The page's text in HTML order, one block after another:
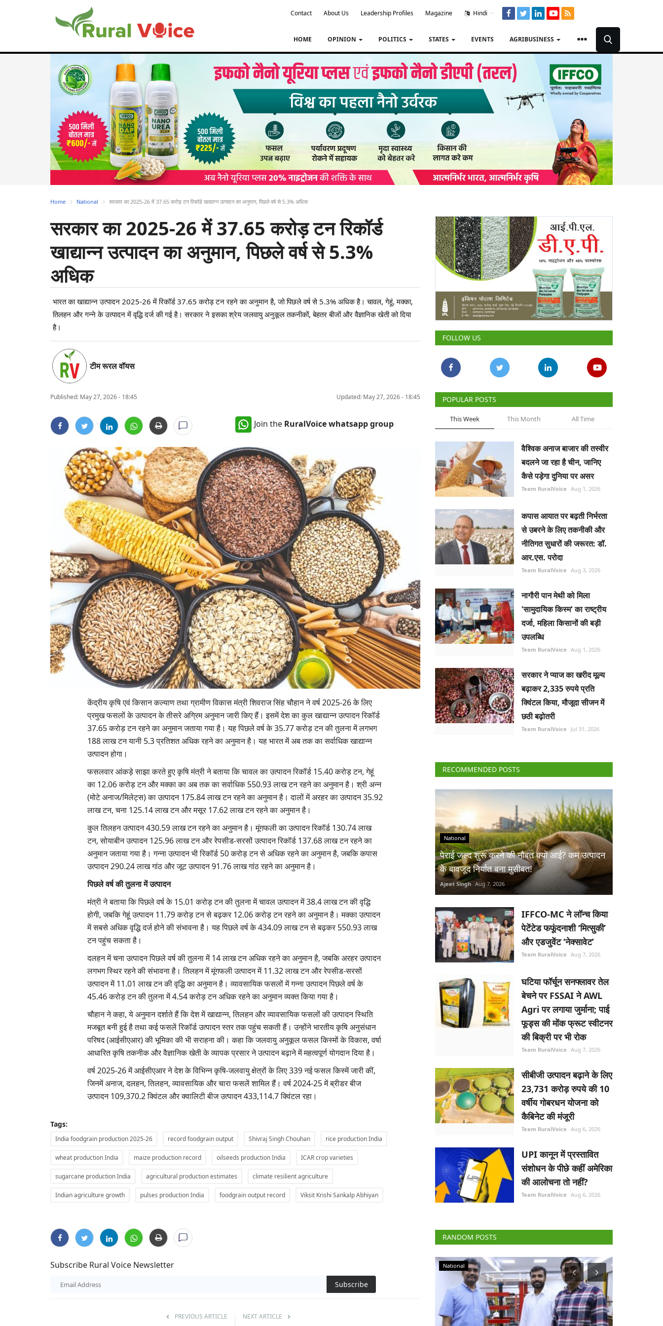
Contact About Us Leadership Profiles Magazine Hindi
HOME OPINION POLITICS STATES EVENTS AGRIBUSINESS
Home National सरकार का 2025-26 में 37.65 करोड़ टन रिकॉर्ड खाद्यान्न उत्पादन का अनुमान, पिछले वर्ष से 5.3% अधिक
सरकार का 2025-26 में 37.65 करोड़ टन रिकॉर्ड
खाद्यान्न उत्पादन का अनुमान, पिछले वर्ष से 5.3%
अधिक
भारत का खाद्यान्न उत्पादन 2025-26 में रिकॉर्ड 37.65 करोड़ टन रहने का अनुमान है, जो पिछले वर्ष से 5.3% अधिक है। चावल, गेहूं, मक्का,
तिलहन और गन्ने के उत्पादन में वृद्धि दर्ज की गई है। सरकार ने इसका श्रेय जलवायु अनुकूल तकनीकों, बेहतर बीजों और वैज्ञानिक खेती को दिया
है।
टीम रूरल वॉयस
Published: May 27, 2026 - 18:45 Updated: May 27, 2026 - 18:45
Join the RuralVoice whatsapp group
केंद्रीय कृषि एवं किसान कल्याण तथा ग्रामीण विकास मंत्री शिवराज सिंह चौहान ने वर्ष 2025-26 के लिए
प्रमुख फसलों के उत्पादन के तीसरे अग्रिम अनुमान जारी किए हैं। इसमें देश का कुल खाद्यान्न उत्पादन रिकॉर्ड
37.65 करोड़ टन रहने का अनुमान जताया गया है। यह पिछले वर्ष के 35.77 करोड़ टन की तुलना में लगभग
188 लाख टन यानी 5.3 प्रतिशत अधिक रहने का अनुमान है। यह भारत में अब तक का सर्वाधिक खाद्यान्न
उत्पादन होगा।
फसलवार आंकड़े साझा करते हुए कृषि मंत्री ने बताया कि चावल का उत्पादन रिकॉर्ड 15.40 करोड़ टन, गेहूं
का 12.06 करोड़ टन और मक्का का अब तक का सर्वाधिक 550.93 लाख टन रहने का अनुमान है। श्री अन्न
(मोटे अनाज/मिलेट्स) का उत्पादन 175.84 लाख टन रहने का अनुमान है। दालों में अरहर का उत्पादन 35.92
लाख टन, चना 125.14 लाख टन और मसूर 17.62 लाख टन रहने का अनुमान है।
कुल तिलहन उत्पादन 430.59 लाख टन रहने का अनुमान है। मूंगफली का उत्पादन रिकॉर्ड 130.74 लाख
टन, सोयाबीन उत्पादन 125.96 लाख टन और रेपसीड-सरसों उत्पादन रिकॉर्ड 137.68 लाख टन रहने का
अनुमान जताया गया है। गन्ना उत्पादन भी रिकॉर्ड 50 करोड़ टन से अधिक रहने का अनुमान है, जबकि कपास
उत्पादन 290.24 लाख गांठ और जूट उत्पादन 91.76 लाख गांठ रहने का अनुमान है।
पिछले वर्ष की तुलना में उत्पादन
मंत्री ने बताया कि पिछले वर्ष के 15.01 करोड़ टन की तुलना में चावल उत्पादन में 38.4 लाख टन की वृद्धि
होगी, जबकि गेहूं उत्पादन 11.79 करोड़ टन से बढ़कर 12.06 करोड़ टन रहने का अनुमान है। मक्का उत्पादन
में सबसे अधिक वृद्धि दर्ज होने की संभावना है। यह पिछले वर्ष के 434.09 लाख टन से बढ़कर 550.93 लाख
टन पहुंच सकता है।
दलहन में चना उत्पादन पिछले वर्ष की तुलना में 14 लाख टन अधिक रहने का अनुमान है, जबकि अरहर उत्पादन
लगभग स्थिर रहने की संभावना है। तिलहन में मूंगफली उत्पादन में 11.32 लाख टन और रेपसीड-सरसों
उत्पादन में 11.01 लाख टन की वृद्धि का अनुमान है। व्यावसायिक फसलों में गन्ना उत्पादन पिछले वर्ष के
45.46 करोड़ टन की तुलना में 4.54 करोड़ टन अधिक रहने का अनुमान व्यक्त किया गया है।
चौहान ने कहा, ये अनुमान दर्शाते हैं कि देश में खाद्यान्न, तिलहन और व्यावसायिक फसलों की उत्पादन स्थिति
मजबूत बनी हुई है तथा कई फसलें रिकॉर्ड उत्पादन स्तर तक पहुंच सकती हैं। उन्होंने भारतीय कृषि अनुसंधान
परिषद (आईसीएआर) की भूमिका की भी सराहना की। कहा कि जलवायु अनुकूल फसल किस्मों के विकास, वर्षा
आधारित कृषि तकनीक और वैज्ञानिक खेती के व्यापक प्रसार ने उत्पादन बढ़ाने में महत्वपूर्ण योगदान दिया है।
वर्ष 2025-26 में आईसीएआर ने देश के विभिन्न कृषि-जलवायु क्षेत्रों के लिए 339 नई फसल किस्में जारी कीं,
जिनमें अनाज, दलहन, तिलहन, व्यावसायिक और चारा फसलें शामिल हैं। वर्ष 2024-25 में ब्रीडर बीज
उत्पादन 109,370.2 क्विंटल और क्वालिटी बीज उत्पादन 433,114.7 क्विंटल रहा।
Tags:
India foodgrain production 2025-26 record foodgrain output Shivraj Singh Chouhan rice production India
wheat production India maize production record oilseeds production India ICAR crop varieties
sugarcane production India agricultural production estimates climate resilient agriculture
Indian agriculture growth pulses production India foodgrain output record Viksit Krishi Sankalp Abhiyan
Subscribe Rural Voice Newsletter
Subscribe
PREVIOUS ARTICLE NEXT ARTICLE
FOLLOW US
POPULAR POSTS
This Week This Month All Time
वैश्विक अनाज बाजार की तस्वीर
बदलने जा रहा है चीन, जानिए
कैसे पड़ेगा दुनिया पर असर
Team RuralVoice Aug 1, 2026
कपास आयात पर बढ़ती निर्भरता
से उबरने के लिए तकनीकी और
नीतिगत सुधारों की जरूरत: डॉ.
आर.एस. परोदा
Team RuralVoice Aug 3, 2026
नागौरी पान मेथी को मिला
'सामुदायिक किस्म' का राष्ट्रीय
दर्जा, महिला किसानों की बड़ी
उपलब्धि
Team RuralVoice Aug 1, 2026
सरकार ने प्याज का खरीद मूल्य
बढ़ाकर 2,335 रुपये प्रति
क्विंटल किया, मौजूदा सीजन में
छठी बढ़ोतरी
Team RuralVoice Jul 31, 2026
RECOMMENDED POSTS
National
पेराई जल्द शुरू करने की नौबत क्यों आई? कम उत्पादन
के बावजूद निर्यात बना मुसीबत!
Ajeet Singh Aug 7, 2026
IFFCO-MC ने लॉन्च किया
पेटेंटेड फफूंदनाशी ‘मित्सुकी’
और एडजुवेंट ‘नेक्सावेट’
Team RuralVoice Aug 7, 2026
घटिया फॉर्चून सनफ्लावर तेल
बेचने पर FSSAI ने AWL
Agri पर लगाया जुर्माना; पाई
फूड्स की मोंक फ्रूट स्वीटनर
की बिक्री पर भी रोक
Team RuralVoice Aug 7, 2026
सीबीजी उत्पादन बढ़ाने के लिए
23,731 करोड़ रुपये की 10
वर्षीय गोबरधन योजना को
कैबिनेट की मंजूरी
Team RuralVoice Aug 6, 2026
UPI कानून में प्रस्तावित
संशोधन के पीछे कहीं अमेरिका
की आलोचना तो नहीं?
Team RuralVoice Aug 6, 2026
RANDOM POSTS
Rural Dialogue Agri Start-Ups